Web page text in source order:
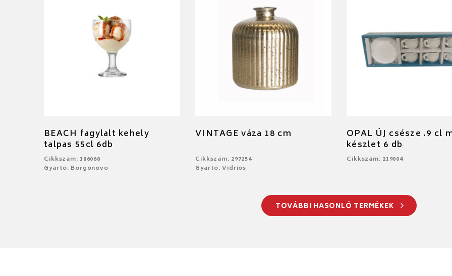
BEACH fagylalt kehely
talpas 55cl 6db
Cikkszám: 186068
Gyártó: Borgonovo
VINTAGE váza 18 cm
Cikkszám: 297254
Gyártó: Vidrios
OPAL ÚJ csésze .9 cl
készlet 6 db
Cikkszám: 219004
TOVÁBBI HASONLÓ TERMÉKEK